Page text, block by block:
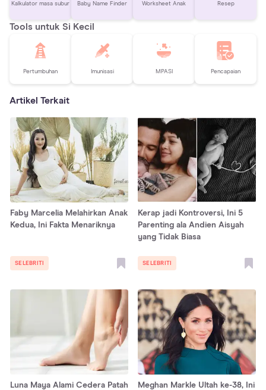
Kalkulator masa subur Baby Name Finder Worksheet Anak Resep
Tools untuk Si Kecil
Pertumbuhan Imunisasi MPASI Pencapaian
Artikel Terkait
Faby Marcelia Melahirkan Anak
Kedua, Ini Fakta Menariknya
SELEBRITI
Kerap jadi Kontroversi, Ini 5
Parenting ala Andien Aisyah
yang Tidak Biasa
SELEBRITI
Luna Maya Alami Cedera Patah
Meghan Markle Ultah ke-38, Ini